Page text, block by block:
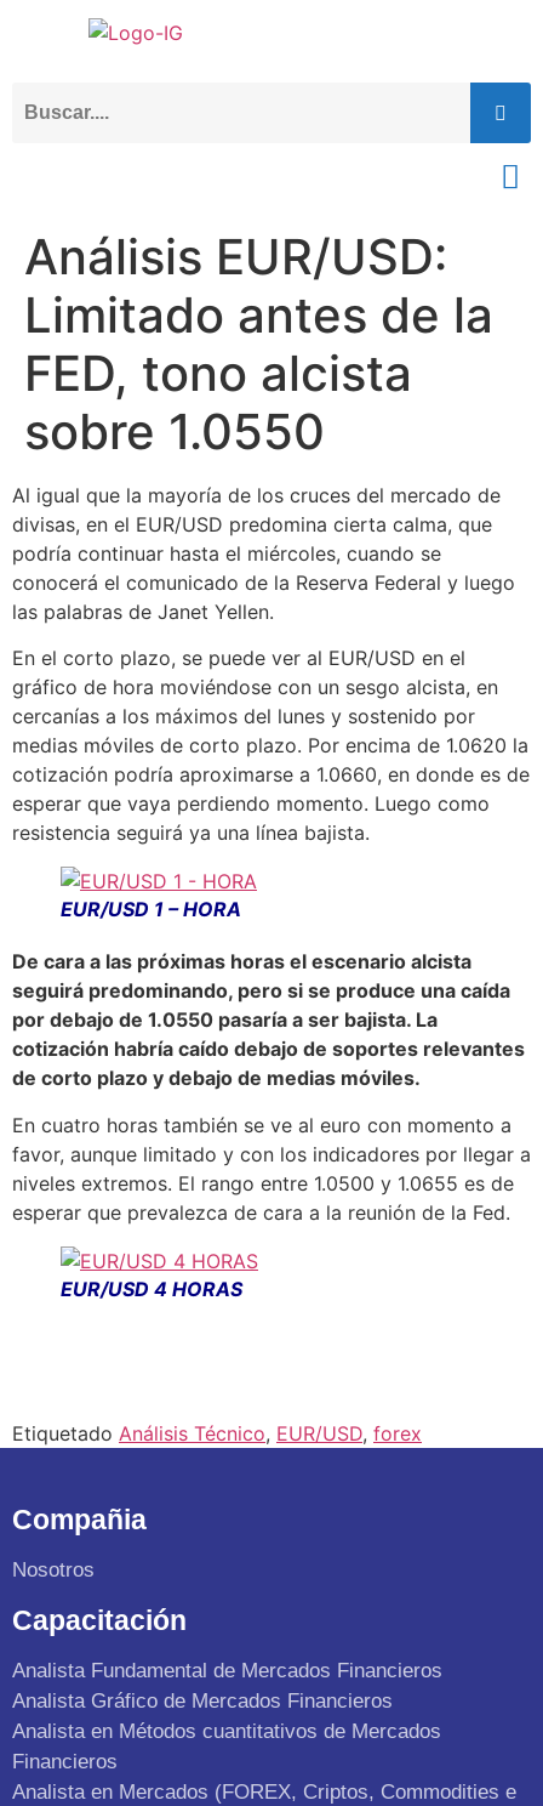
Análisis EUR/USD:
Limitado antes de la
FED, tono alcista
sobre 1.0550
Al igual que la mayoría de los cruces del mercado de
divisas, en el EUR/USD predomina cierta calma, que
podría continuar hasta el miércoles, cuando se
conocerá el comunicado de la Reserva Federal y luego
las palabras de Janet Yellen.
En el corto plazo, se puede ver al EUR/USD en el
gráfico de hora moviéndose con un sesgo alcista, en
cercanías a los máximos del lunes y sostenido por
medias móviles de corto plazo. Por encima de 1.0620 la
cotización podría aproximarse a 1.0660, en donde es de
esperar que vaya perdiendo momento. Luego como
resistencia seguirá ya una línea bajista.
EUR/USD 1 – HORA
De cara a las próximas horas el escenario alcista
seguirá predominando, pero si se produce una caída
por debajo de 1.0550 pasaría a ser bajista. La
cotización habría caído debajo de soportes relevantes
de corto plazo y debajo de medias móviles.
En cuatro horas también se ve al euro con momento a
favor, aunque limitado y con los indicadores por llegar a
niveles extremos. El rango entre 1.0500 y 1.0655 es de
esperar que prevalezca de cara a la reunión de la Fed.
EUR/USD 4 HORAS
Etiquetado Análisis Técnico, EUR/USD, forex
Compañia
Nosotros
Capacitación
Analista Fundamental de Mercados Financieros
Analista Gráfico de Mercados Financieros
Analista en Métodos cuantitativos de Mercados
Financieros
Analista en Mercados (FOREX, Criptos, Commodities e